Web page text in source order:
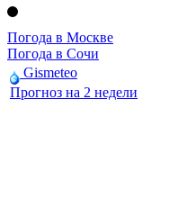
Погода в Москве
Погода в Сочи
Gismeteo
Прогноз на 2 недели